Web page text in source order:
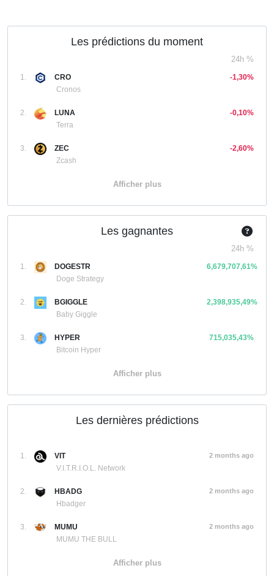
Les prédictions du moment
24h %
1.
CRO
Cronos
-1,30%
2.
LUNA
Terra
-0,10%
3.
ZEC
Zcash
-2,60%
Afficher plus
Les gagnantes
24h %
1.
DOGESTR
Doge Strategy
6,679,707,61%
2.
BGIGGLE
Baby Giggle
2,398,935,49%
3.
HYPER
Bitcoin Hyper
715,035,43%
Afficher plus
Les dernières prédictions
1.
VIT
V.I.T.R.I.O.L. Network
2 months ago
2.
HBADG
Hbadger
2 months ago
3.
MUMU
MUMU THE BULL
2 months ago
Afficher plus